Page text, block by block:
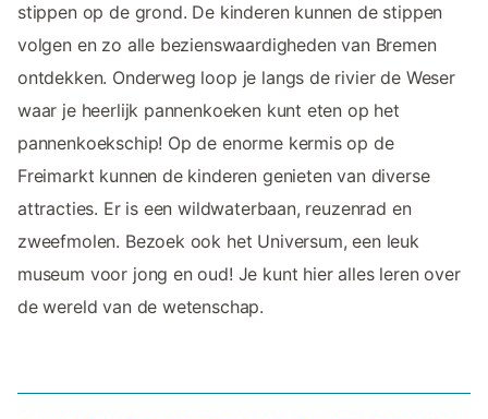
stippen op de grond. De kinderen kunnen de stippen
volgen en zo alle bezienswaardigheden van Bremen
ontdekken. Onderweg loop je langs de rivier de Weser
waar je heerlijk pannenkoeken kunt eten op het
pannenkoekschip! Op de enorme kermis op de
Freimarkt kunnen de kinderen genieten van diverse
attracties. Er is een wildwaterbaan, reuzenrad en
zweefmolen. Bezoek ook het Universum, een leuk
museum voor jong en oud! Je kunt hier alles leren over
de wereld van de wetenschap.